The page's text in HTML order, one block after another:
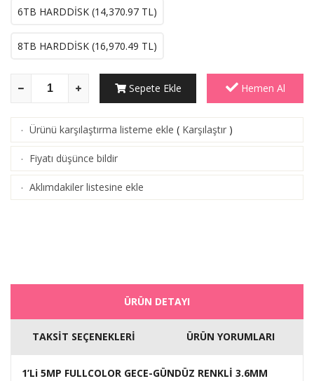
6TB HARDDİSK (14,370.97 TL)
8TB HARDDİSK (16,970.49 TL)
Sepete Ekle Hemen Al
· Ürünü karşılaştırma listeme ekle ( Karşılaştır )
· Fiyatı düşünce bildir
· Aklımdakiler listesine ekle
ÜRÜN DETAYI
TAKSİT SEÇENEKLERİ ÜRÜN YORUMLARI
1’Li 5MP FULLCOLOR GECE-GÜNDÜZ RENKLİ 3.6MM